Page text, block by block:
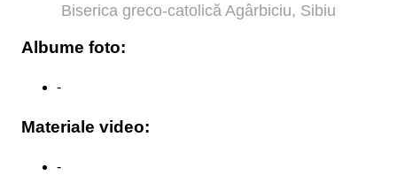
Biserica greco-catolică Agârbiciu, Sibiu
Albume foto:
-
Materiale video:
-